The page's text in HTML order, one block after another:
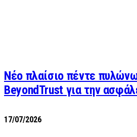
Νέο πλαίσιο πέντε
BeyondTrust για την
17/07/2026